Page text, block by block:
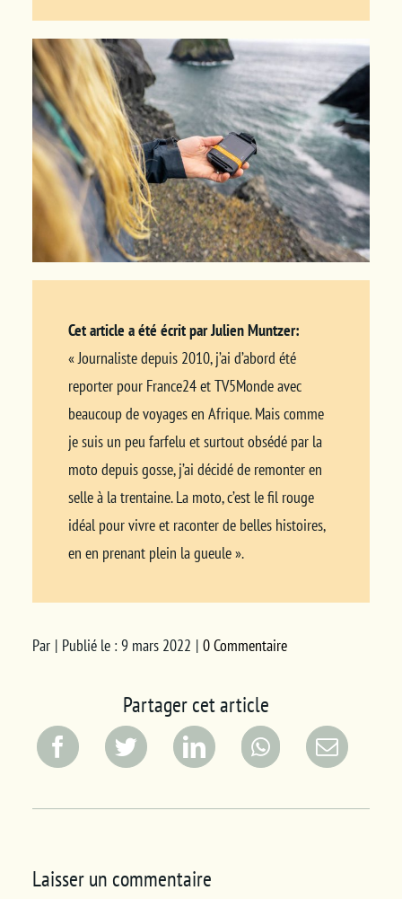
Cet article a été écrit par Julien Muntzer:
« Journaliste depuis 2010, j’ai d’abord été
reporter pour France24 et TV5Monde avec
beaucoup de voyages en Afrique. Mais comme
je suis un peu farfelu et surtout obsédé par la
moto depuis gosse, j’ai décidé de remonter en
selle à la trentaine. La moto, c’est le fil rouge
idéal pour vivre et raconter de belles histoires,
en en prenant plein la gueule ».
Par | Publié le : 9 mars 2022 | 0 Commentaire
Partager cet article
Laisser un commentaire